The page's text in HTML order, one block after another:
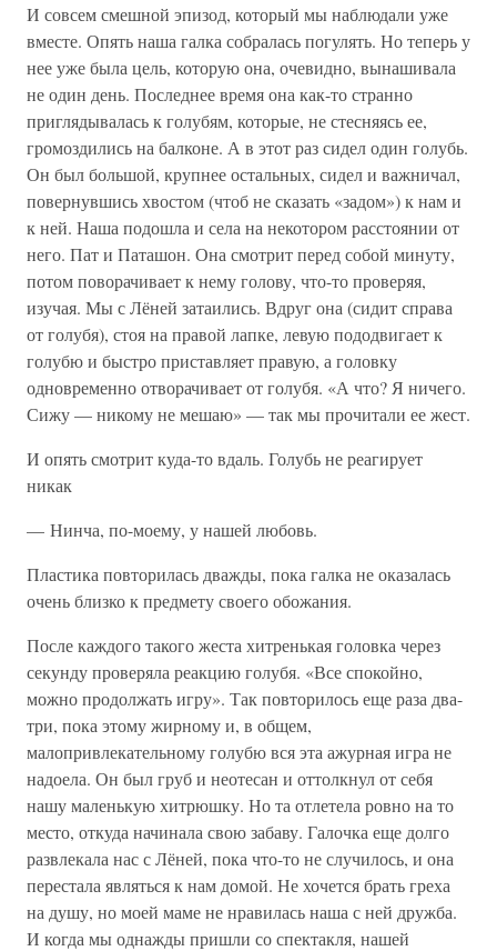
И совсем смешной эпизод, который мы наблюдали уже
вместе. Опять наша галка собралась погулять. Но теперь у
нее уже была цель, которую она, очевидно, вынашивала
не один день. Последнее время она как-то странно
приглядывалась к голубям, которые, не стесняясь ее,
громоздились на балконе. А в этот раз сидел один голубь.
Он был большой, крупнее остальных, сидел и важничал,
повернувшись хвостом (чтоб не сказать «задом») к нам и
к ней. Наша подошла и села на некотором расстоянии от
него. Пат и Паташон. Она смотрит перед собой минуту,
потом поворачивает к нему голову, что-то проверяя,
изучая. Мы с Лёней затаились. Вдруг она (сидит справа
от голубя), стоя на правой лапке, левую пододвигает к
голубю и быстро приставляет правую, а головку
одновременно отворачивает от голубя. «А что? Я ничего.
Сижу — никому не мешаю» — так мы прочитали ее жест.
И опять смотрит куда-то вдаль. Голубь не реагирует
никак
— Нинча, по-моему, у нашей любовь.
Пластика повторилась дважды, пока галка не оказалась
очень близко к предмету своего обожания.
После каждого такого жеста хитренькая головка через
секунду проверяла реакцию голубя. «Все спокойно,
можно продолжать игру». Так повторилось еще раза два-
три, пока этому жирному и, в общем,
малопривлекательному голубю вся эта ажурная игра не
надоела. Он был груб и неотесан и оттолкнул от себя
нашу маленькую хитрюшку. Но та отлетела ровно на то
место, откуда начинала свою забаву. Галочка еще долго
развлекала нас с Лёней, пока что-то не случилось, и она
перестала являться к нам домой. Не хочется брать греха
на душу, но моей маме не нравилась наша с ней дружба.
И когда мы однажды пришли со спектакля, нашей